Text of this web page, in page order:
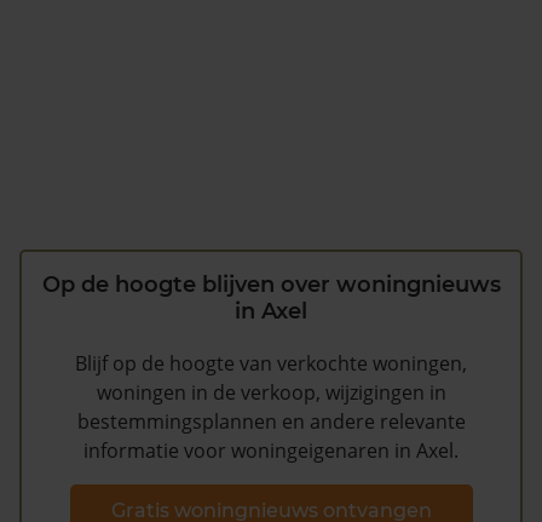
Op de hoogte blijven over woningnieuws
in Axel
Blijf op de hoogte van verkochte woningen,
woningen in de verkoop, wijzigingen in
bestemmingsplannen en andere relevante
informatie voor woningeigenaren in Axel.
Gratis woningnieuws ontvangen